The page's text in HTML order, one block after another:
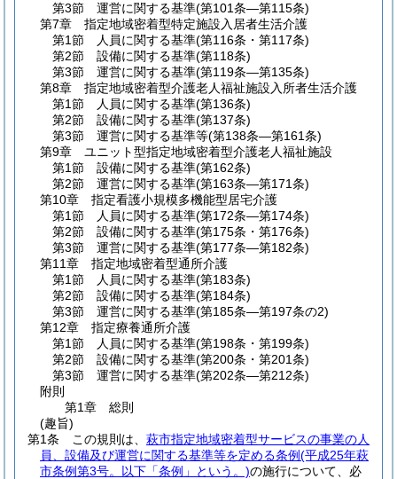
第3節
運営に関する基準(第101条―第115条)
第7章
指定地域密着型特定施設入居者生活介護
第1節
人員に関する基準(第116条・第117条)
第2節
設備に関する基準(第118条)
第3節
運営に関する基準(第119条―第135条)
第8章
指定地域密着型介護老人福祉施設入所者生活介護
第1節
人員に関する基準(第136条)
第2節
設備に関する基準(第137条)
第3節
運営に関する基準等(第138条―第161条)
第9章
ユニット型指定地域密着型介護老人福祉施設
第1節
設備に関する基準(第162条)
第2節
運営に関する基準(第163条―第171条)
第10章
指定看護小規模多機能型居宅介護
第1節
人員に関する基準(第172条―第174条)
第2節
設備に関する基準(第175条・第176条)
第3節
運営に関する基準(第177条―第182条)
第11章
指定地域密着型通所介護
第1節
人員に関する基準(第183条)
第2節
設備に関する基準(第184条)
第3節
運営に関する基準(第185条―第197条の2)
第12章
指定療養通所介護
第1節
人員に関する基準(第198条・第199条)
第2節
設備に関する基準(第200条・第201条)
第3節
運営に関する基準(第202条―第212条)
附則
第1章
総則
(趣旨)
第1条
この規則は、 萩市指定地域密着型サービスの事業の人
員、設備及び運営に関する基準等を定める条例(平成25年萩
市条例第3号。以下「条例」という。)の施行について、必